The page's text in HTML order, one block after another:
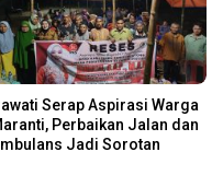
Serap Aspirasi Warga
Perbaikan Jalan dan
Jadi Sorotan